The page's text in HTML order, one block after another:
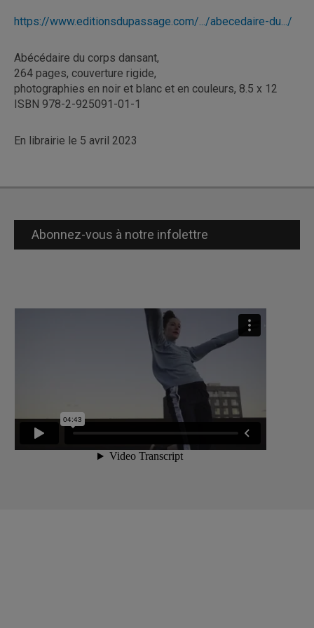
https://www.editionsdupassage.com/.../abecedaire-du.../
Abécédaire du corps dansant,
264 pages, couverture rigide,
photographies en noir et blanc et en couleurs, 8.5 x 12
ISBN 978-2-925091-01-1
En librairie le 5 avril 2023
Abonnez-vous à notre infolettre